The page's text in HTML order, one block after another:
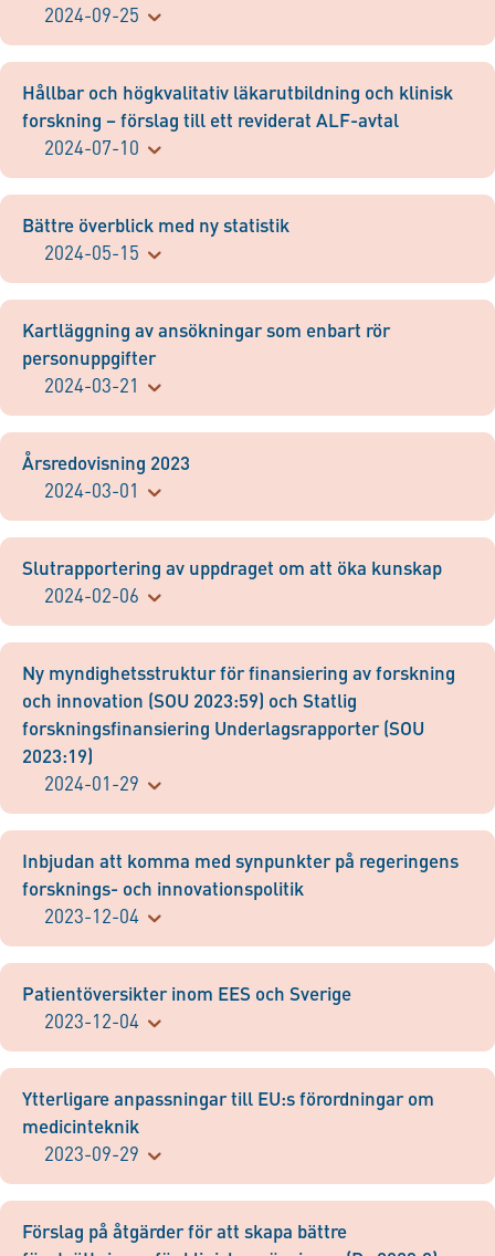
2024-09-25
Hållbar och högkvalitativ läkarutbildning och klinisk
forskning – förslag till ett reviderat ALF-avtal
2024-07-10
Bättre överblick med ny statistik
2024-05-15
Kartläggning av ansökningar som enbart rör
personuppgifter
2024-03-21
Årsredovisning 2023
2024-03-01
Slutrapportering av uppdraget om att öka kunskap
2024-02-06
Ny myndighetsstruktur för finansiering av forskning
och innovation (SOU 2023:59) och Statlig
forskningsfinansiering Underlagsrapporter (SOU
2023:19)
2024-01-29
Inbjudan att komma med synpunkter på regeringens
forsknings- och innovationspolitik
2023-12-04
Patientöversikter inom EES och Sverige
2023-12-04
Ytterligare anpassningar till EU:s förordningar om
medicinteknik
2023-09-29
Förslag på åtgärder för att skapa bättre